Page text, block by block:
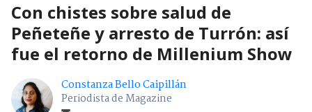
Con chistes sobre salud de
Peñeteñe y arresto de Turrón: así
fue el retorno de Millenium Show
Constanza Bello Caipillán
Periodista de Magazine